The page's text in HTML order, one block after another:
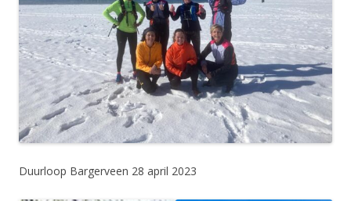
Duurloop Bargerveen 28 april 2023